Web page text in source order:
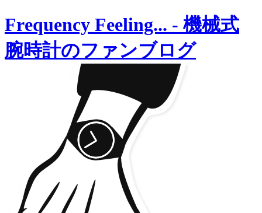
Frequency Feeling... - 機械式
腕時計のファンブログ